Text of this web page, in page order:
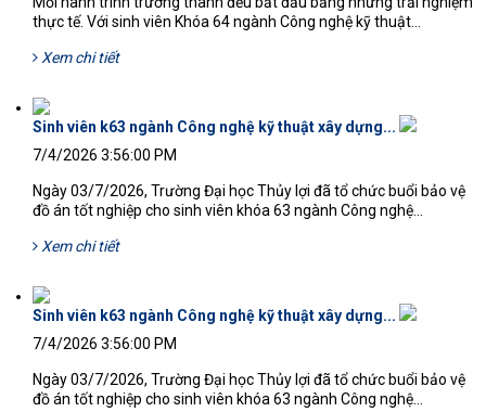
thực tế. Với sinh viên Khóa 64 ngành Công nghệ kỹ thuật...
Xem chi tiết
Sinh viên k63 ngành Công nghệ kỹ thuật xây dựng...
7/4/2026 3:56:00 PM
Ngày 03/7/2026, Trường Đại học Thủy lợi đã tổ chức buổi bảo vệ
đồ án tốt nghiệp cho sinh viên khóa 63 ngành Công nghệ...
Xem chi tiết
Sinh viên k63 ngành Công nghệ kỹ thuật xây dựng...
7/4/2026 3:56:00 PM
Ngày 03/7/2026, Trường Đại học Thủy lợi đã tổ chức buổi bảo vệ
đồ án tốt nghiệp cho sinh viên khóa 63 ngành Công nghệ...